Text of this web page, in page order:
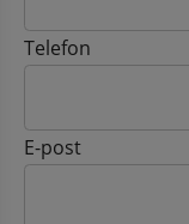
Telefon
E-post